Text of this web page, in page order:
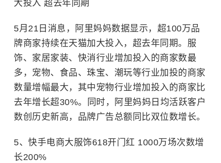
大投入 超去年同期
5月21日消息，阿里妈妈数据显示，超100万品
牌商家持续在天猫加大投入，超去年同期。服
饰、家居家装、快消行业增加投入的商家数最
多，宠物、食品、珠宝、潮玩等行业加投的商家
数量增幅最大，其中宠物行业增加投入的商家比
去年增长超30%。同时，阿里妈妈日均活跃客户
数创历史新高，品牌广告总额同比双位数增长。
5、快手电商大服饰618开门红 1000万场次数增
长200%